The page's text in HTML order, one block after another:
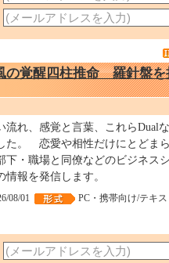
の覚醒四柱推命 羅針盤を
れ、感覚と言葉、これらDual
た。 恋愛や相性だけにとどま
・職場と同僚などのビジネス
報を発信します。
08/01
PC・携帯向け/テキ